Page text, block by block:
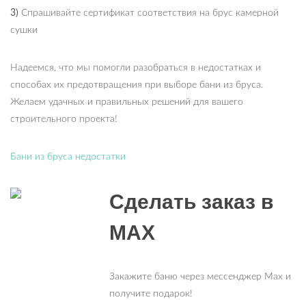
3) Спрашивайте сертификат соответствия на брус камерной
сушки
Надеемся, что мы помогли разобраться в недостатках и
способах их предотвращения при выборе бани из бруса.
Желаем удачных и правильных решений для вашего
строительного проекта!
Бани из бруса недостатки
Сделать заказ в
MAX
Закажите баню через мессенджер Max и
получите подарок!